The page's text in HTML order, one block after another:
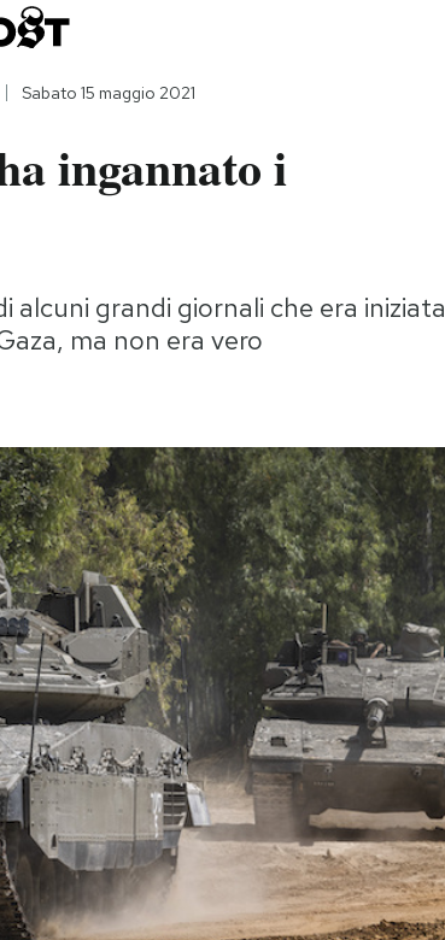
Sabato 15 maggio 2021
ingannato i
grandi giornali che era iniziata
ma non era vero